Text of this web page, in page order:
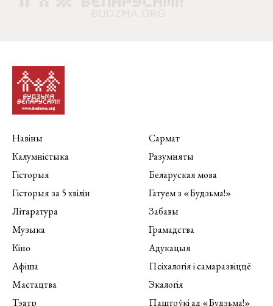
Навіны
Калумністыка
Гісторыя
Гісторыя за 5 хвілін
Літаратура
Музыка
Кіно
Афіша
Мастацтва
Тэатр
Сармат
Разумняты
Беларуская мова
Гатуем з «Будзьма!»
Забавы
Грамадства
Адукацыя
Псіхалогія і самаразвіццё
Экалогія
Паштоўкі ад «Будзьма!»